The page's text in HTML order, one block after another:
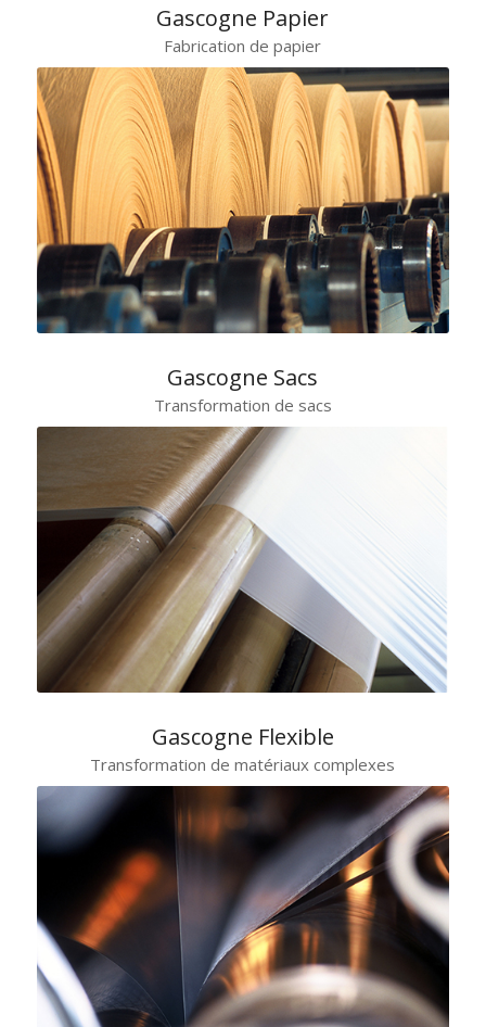
Gascogne Papier
Fabrication de papier
1er producteur mondial de PAPIER Kraft Naturel Frictionné,
Gascogne Sacs
Transformation de sacs
3ème producteur européen de SACS industriels et grand
public,
Gascogne Flexible
Transformation de matériaux complexes
Un des 1ers producteurs européens de COMPLEXES
d’emballage et de protection.